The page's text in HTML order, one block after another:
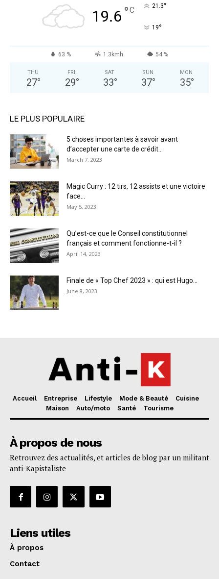
19.6 °C 21.3°
19°
63 % 1.3kmh 54 %
THU
27°
FRI
29°
SAT
33°
SUN
37°
MON
35°
LE PLUS POPULAIRE
5 choses importantes à savoir avant
d’accepter une carte de crédit...
March 7, 2023
Magic Curry : 12 tirs, 12 assists et une victoire
face...
May 5, 2023
Qu’est-ce que le Conseil constitutionnel
français et comment fonctionne-t-il ?
April 14, 2023
Finale de « Top Chef 2023 » : qui est Hugo...
June 8, 2023
Accueil Entreprise Lifestyle Mode & Beauté
Cuisine
Maison
Auto/moto Santé Tourisme
À propos de nous
Retrouvez des actualités, et articles de blog par un militant
anti-Kapistaliste
Liens utiles
À propos
Contact